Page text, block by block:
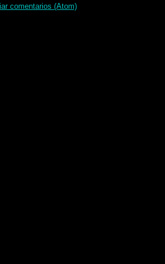
comentarios (Atom)